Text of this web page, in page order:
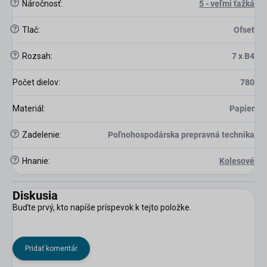
? Náročnosť: 5 - veľmi ťažká
? Tlač: Ofset
? Rozsah: 7 x B4
Počet dielov: 780
Materiál : Papier
? Zadelenie: Poľnohospodárska prepravná technika
? Hnanie: Kolesové
Diskusia
Buďte prvý, kto napíše príspevok k tejto položke.
Pridať komentár